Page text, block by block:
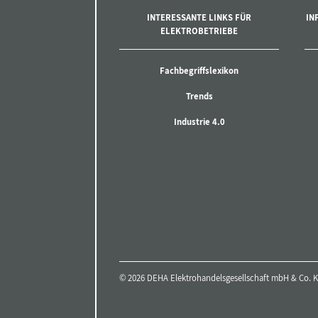
INTERESSANTE LINKS FÜR
ELEKTROBETRIEBE
Fachbegriffslexikon
Trends
Industrie 4.0
© 2026 DEHA Elektrohandelsgesellschaft mbH & Co.